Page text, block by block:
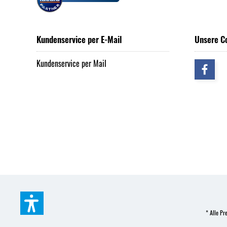
Kundenservice per E-Mail
Kundenservice per Mail
Unsere
* Alle